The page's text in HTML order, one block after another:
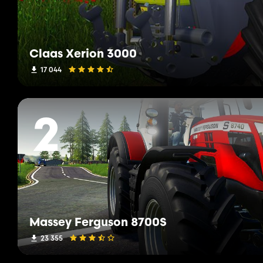
Claas Xerion 3000
17 044
2
Massey Ferguson 8700S
23 355